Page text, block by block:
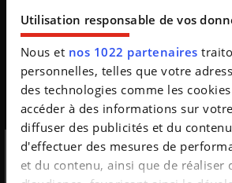
Utilisation responsable de vos
Nous et nos 1022 partenaires
personnelles, telles que votre
des technologies comme les
accéder à des informations sur
diffuser des publicités et du
d'effectuer des mesures de
et du contenu, ainsi que de réaliser
Oups
De opgevraagde pagina bestaat niet